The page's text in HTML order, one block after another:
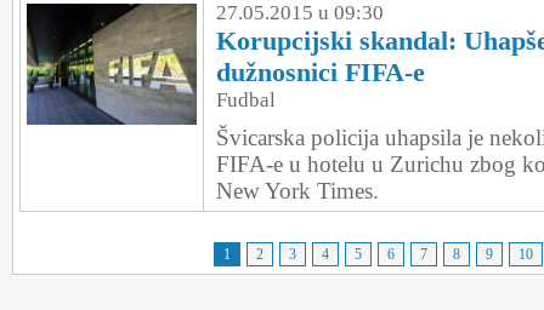
27.05.2015 u 09:30
Korupcijski skandal:
dužnosnici FIFA-e
Fudbal
Švicarska policija uhapsila je
FIFA-e u hotelu u Zurichu zbog
New York Times.
1 2 3 4 5 6 7 8 9 10